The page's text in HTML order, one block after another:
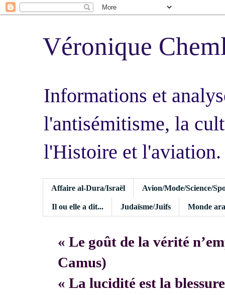
Véronique
Informations et
l'antisémitisme, la
l'Histoire et l'aviation.
Affaire al-Dura/Israël Avion/Mode/Science/
Il ou elle a dit... Judaïsme/Juifs Monde
« Le goût de la vérité
Camus)
« La lucidité est la